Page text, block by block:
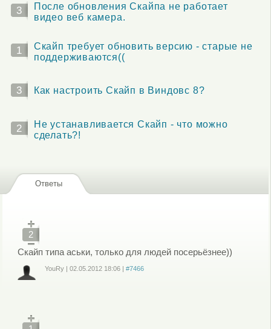
3
После обновления Скайпа не работает
видео веб камера.
1
Скайп требует обновить версию - старые не
поддерживаются((
3 Как настроить Скайп в Виндовс 8?
2
Не устанавливается Скайп - что можно
сделать?!
Ответы
2
Скайп типа аськи, только для людей посерьёзнее))
YouRy |02.05.2012 18:06 |#7466